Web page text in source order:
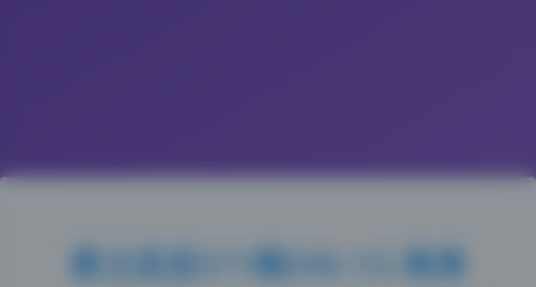
星之迟迟371期200.1G 高清